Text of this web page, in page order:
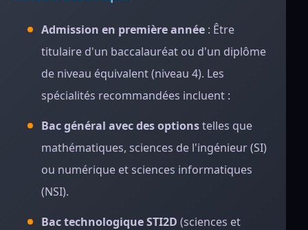
Admission en première année : Être
titulaire d'un baccalauréat ou d'un diplôme
de niveau équivalent (niveau 4). Les
spécialités recommandées incluent :
Bac général avec des optionstelles que
mathématiques, sciences de l'ingénieur (SI)
ou numérique et sciences informatiques
(NSI).
Bac technologique STI2D (sciences et